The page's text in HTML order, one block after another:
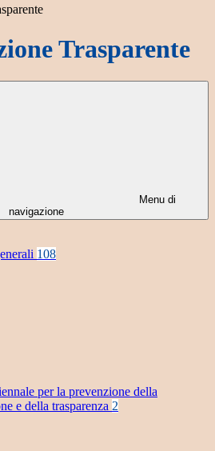
Trasparente
Menu di
navigazione
108
per la prevenzione della
e della trasparenza 2